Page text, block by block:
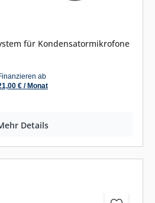
für Kondensatormikrofone
Details